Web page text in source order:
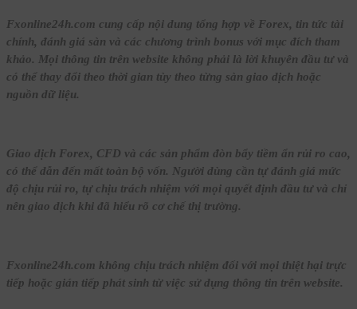
Fxonline24h.com cung cấp nội dung tổng hợp về Forex, tin tức tài
chính, đánh giá sàn và các chương trình bonus với mục đích tham
khảo. Mọi thông tin trên website không phải là lời khuyên đầu tư và
có thể thay đổi theo thời gian tùy theo từng sàn giao dịch hoặc
nguồn dữ liệu.
Giao dịch Forex, CFD và các sản phẩm đòn bẩy tiềm ẩn rủi ro cao,
có thể dẫn đến mất toàn bộ vốn. Người dùng cần tự đánh giá mức
độ chịu rủi ro, tự chịu trách nhiệm với mọi quyết định đầu tư và chỉ
nên giao dịch khi đã hiểu rõ cơ chế thị trường.
Fxonline24h.com không chịu trách nhiệm đối với mọi thiệt hại trực
tiếp hoặc gián tiếp phát sinh từ việc sử dụng thông tin trên website.